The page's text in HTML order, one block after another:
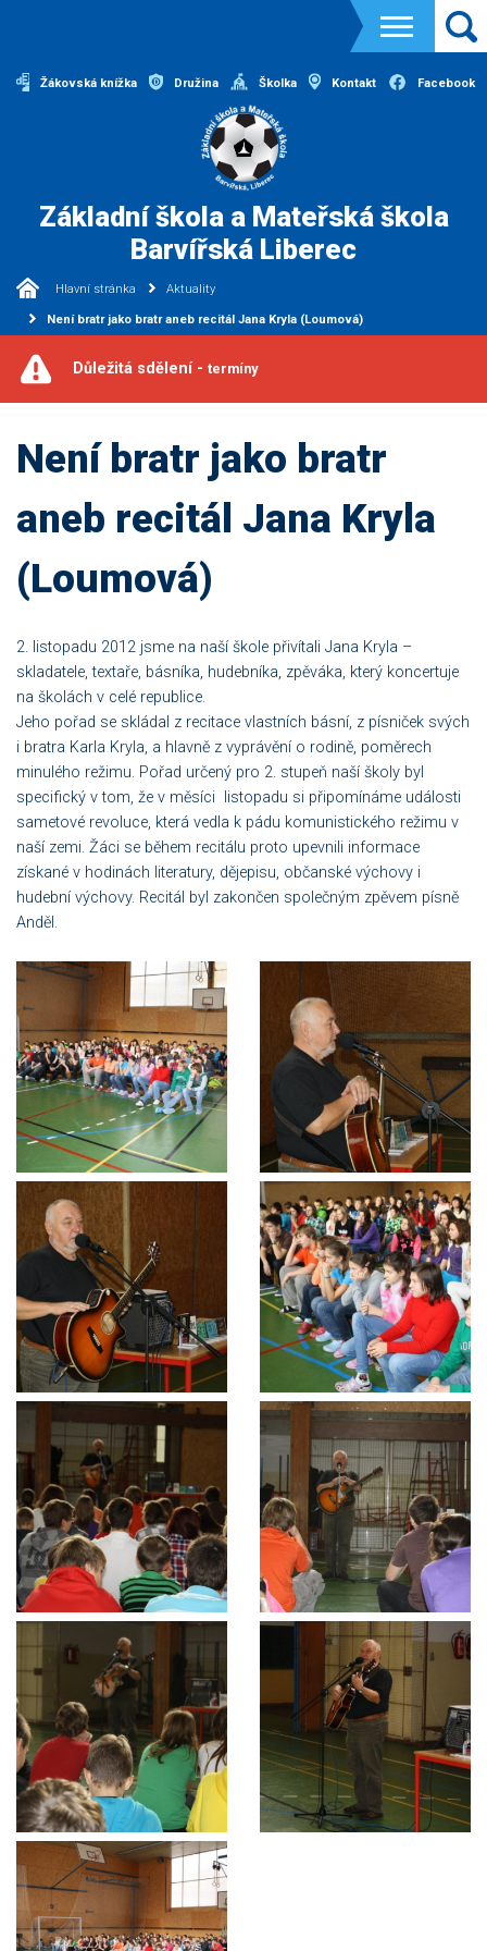
Žákovská knížka Družina Školka Kontakt Facebook
Základní škola a Mateřská škola
Barvířská Liberec
Hlavní stránka Aktuality
Není bratr jako bratr aneb recitál Jana Kryla (Loumová)
Důležitá sdělení - termíny
Není bratr jako bratr
aneb recitál Jana Kryla
(Loumová)
2. listopadu 2012 jsme na naší škole přivítali Jana Kryla –
skladatele, textaře, básníka, hudebníka, zpěváka, který koncertuje
na školách v celé republice.
Jeho pořad se skládal z recitace vlastních básní, z písniček svých
i bratra Karla Kryla, a hlavně z vyprávění o rodině, poměrech
minulého režimu. Pořad určený pro 2. stupeň naší školy byl
specifický v tom, že v měsíci listopadu si připomínáme události
sametové revoluce, která vedla k pádu komunistického režimu v
naší zemi. Žáci se během recitálu proto upevnili informace
získané v hodinách literatury, dějepisu, občanské výchovy i
hudební výchovy. Recitál byl zakončen společným zpěvem písně
Anděl.